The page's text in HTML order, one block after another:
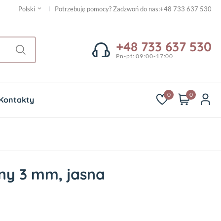
Polski Potrzebuję pomocy? Zadzwoń do nas:+48 733 637 530
+48 733 637 530
Pn-pt: 09:00-17:00
0 0
3 mm, jasna